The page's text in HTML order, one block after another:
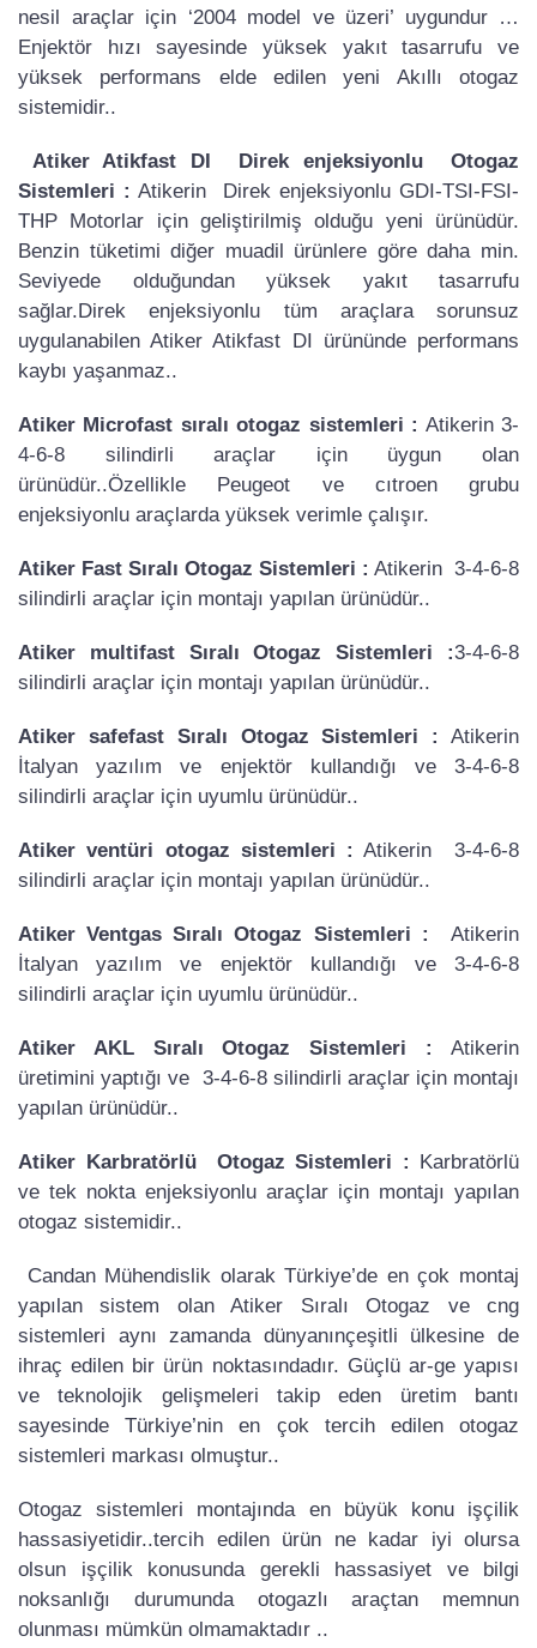
nesil araçlar için ‘2004 model ve üzeri’ uygundur …
Enjektör hızı sayesinde yüksek yakıt tasarrufu ve
yüksek performans elde edilen yeni Akıllı otogaz
sistemidir..
Atiker Atikfast DI Direk enjeksiyonlu Otogaz
Sistemleri : Atikerin Direk enjeksiyonlu GDI-TSI-FSI-
THP Motorlar için geliştirilmiş olduğu yeni ürünüdür.
Benzin tüketimi diğer muadil ürünlere göre daha min.
Seviyede olduğundan yüksek yakıt tasarrufu
sağlar.Direk enjeksiyonlu tüm araçlara sorunsuz
uygulanabilen Atiker Atikfast DI ürününde performans
kaybı yaşanmaz..
Atiker Microfast sıralı otogaz sistemleri : Atikerin 3-
4-6-8 silindirli araçlar için üygun olan
ürünüdür..Özellikle Peugeot ve cıtroen grubu
enjeksiyonlu araçlarda yüksek verimle çalışır.
Atiker Fast Sıralı Otogaz Sistemleri : Atikerin 3-4-6-8
silindirli araçlar için montajı yapılan ürünüdür..
Atiker multifast Sıralı Otogaz Sistemleri :3-4-6-8
silindirli araçlar için montajı yapılan ürünüdür..
Atiker safefast Sıralı Otogaz Sistemleri :
Atikerin
İtalyan yazılım ve enjektör kullandığı ve 3-4-6-8
silindirli araçlar için uyumlu ürünüdür..
Atiker ventüri otogaz sistemleri : Atikerin 3-4-6-8
silindirli araçlar için montajı yapılan ürünüdür..
Atiker Ventgas Sıralı Otogaz Sistemleri : Atikerin
İtalyan yazılım ve enjektör kullandığı ve 3-4-6-8
silindirli araçlar için uyumlu ürünüdür..
Atiker AKL Sıralı Otogaz Sistemleri :
Atikerin
üretimini yaptığı ve 3-4-6-8 silindirli araçlar için montajı
yapılan ürünüdür..
Atiker Karbratörlü Otogaz Sistemleri : Karbratörlü
ve tek nokta enjeksiyonlu araçlar için montajı yapılan
otogaz sistemidir..
Candan Mühendislik olarak Türkiye’de en çok montaj
yapılan sistem olan Atiker Sıralı Otogaz ve cng
sistemleri aynı zamanda dünyanınçeşitli ülkesine de
ihraç edilen bir ürün noktasındadır. Güçlü ar-ge yapısı
ve teknolojik gelişmeleri takip eden üretim bantı
sayesinde Türkiye’nin en çok tercih edilen otogaz
sistemleri markası olmuştur..
Otogaz sistemleri montajında en büyük konu işçilik
hassasiyetidir..tercih edilen ürün ne kadar iyi olursa
olsun işçilik konusunda gerekli hassasiyet ve bilgi
noksanlığı durumunda otogazlı araçtan memnun
olunması mümkün olmamaktadır ..